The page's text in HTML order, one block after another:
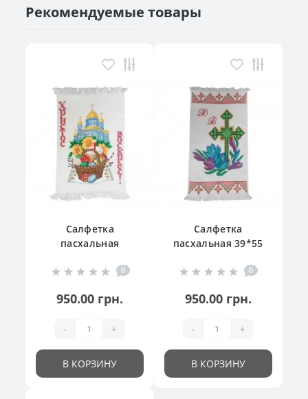
Рекомендуемые товары
Салфетка
пасхальная
кошик"
0
950.00 грн.
- +
В КОРЗИНУ
Салфетка
пасхальная 39*55
0
950.00 грн.
- +
В КОРЗИНУ